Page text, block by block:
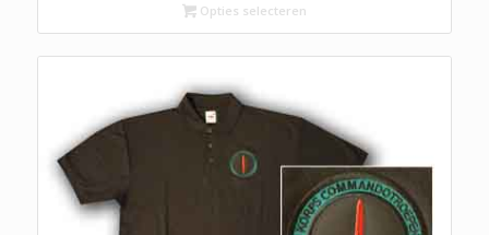
€ 15,00.
Opties selecteren